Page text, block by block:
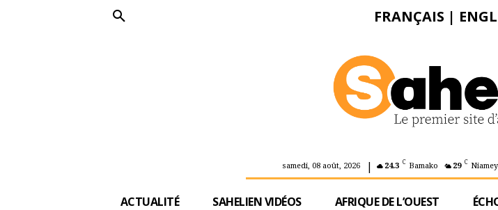
FRANÇAIS |
samedi, 08 août, 2026 | 24.3 C Bamako 29 C Niamey
ACTUALITÉ SAHELIEN VIDÉOS AFRIQUE DE L’OUEST